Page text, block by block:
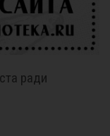
ради